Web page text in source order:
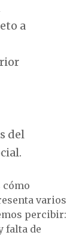
a
del
cómo
varios
percibir:
falta de